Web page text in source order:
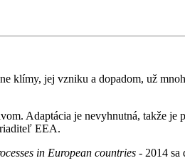
klímy, jej vzniku a dopadom, už
Adaptácia je nevyhnutná, takže
EEA.
in European countries - 2014 sa